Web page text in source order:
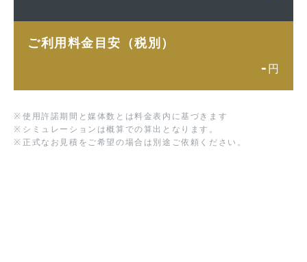
ご利用料金目安（税別）
- 円
※ 使用許諾期間と媒体数とは料金表内に基づきます
※ シミュレーションは概算での算出となります。
※ 正式なお見積をご希望の場合は別途ご依頼ください。